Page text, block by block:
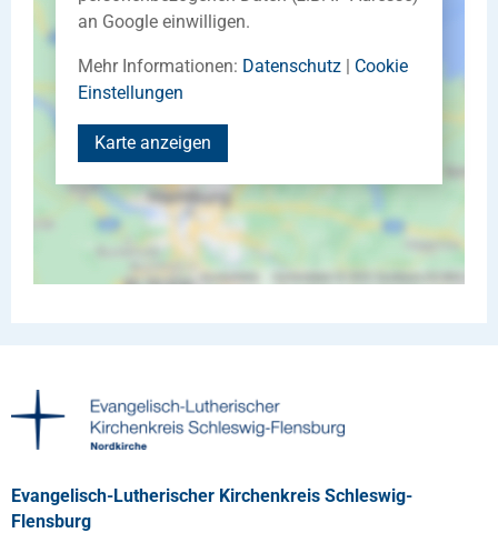
an Google einwilligen.
Mehr Informationen: Datenschutz | Cookie
Einstellungen
Karte anzeigen
Evangelisch-Lutherischer Kirchenkreis Schleswig-
Flensburg